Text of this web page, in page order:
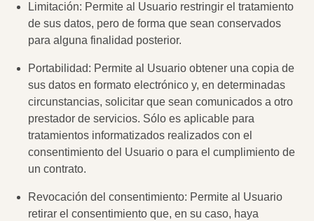
Limitación: Permite al Usuario restringir el tratamiento
de sus datos, pero de forma que sean conservados
para alguna finalidad posterior.
Portabilidad: Permite al Usuario obtener una copia de
sus datos en formato electrónico y, en determinadas
circunstancias, solicitar que sean comunicados a otro
prestador de servicios. Sólo es aplicable para
tratamientos informatizados realizados con el
consentimiento del Usuario o para el cumplimiento de
un contrato.
Revocación del consentimiento: Permite al Usuario
retirar el consentimiento que, en su caso, haya